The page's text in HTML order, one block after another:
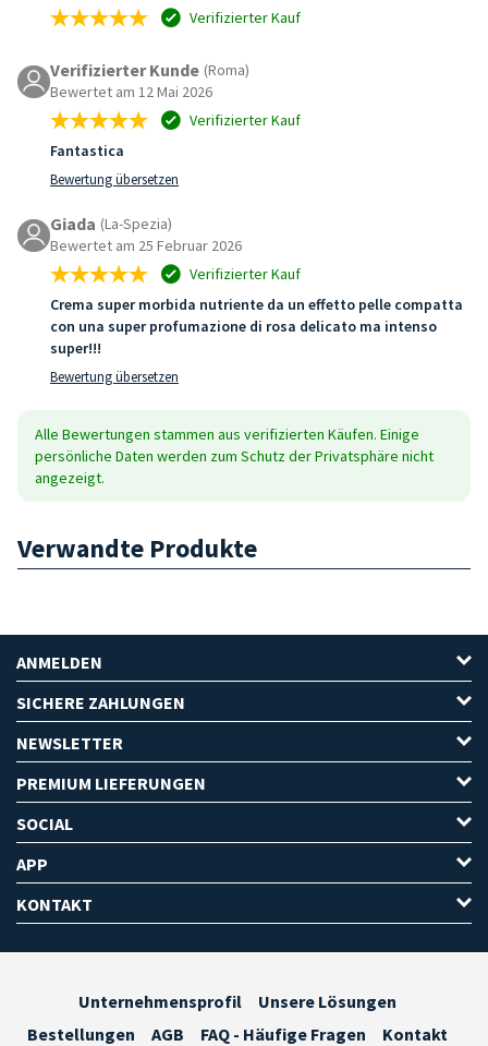
Verifizierter Kauf
Verifizierter Kunde (Roma)
Bewertet am 12 Mai 2026
Verifizierter Kauf
Fantastica
Bewertung übersetzen
Giada (La-Spezia)
Bewertet am 25 Februar 2026
Verifizierter Kauf
Crema super morbida nutriente da un effetto pelle compatta
con una super profumazione di rosa delicato ma intenso
super!!!
Bewertung übersetzen
Alle Bewertungen stammen aus verifizierten Käufen. Einige
persönliche Daten werden zum Schutz der Privatsphäre nicht
angezeigt.
Verwandte Produkte
ANMELDEN
SICHERE ZAHLUNGEN
NEWSLETTER
PREMIUM LIEFERUNGEN
SOCIAL
APP
KONTAKT
Unternehmensprofil
Unsere Lösungen
Bestellungen
AGB FAQ - Häufige Fragen Kontakt